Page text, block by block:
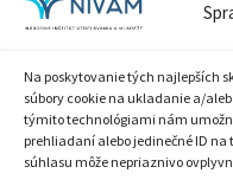
Na poskytovanie tých najlepších
súbory cookie na ukladanie a/
týmito technológiami nám
prehliadaní alebo jedinečné ID
súhlasu môže nepriaznivo
DIČ: 2020798714
Zásady